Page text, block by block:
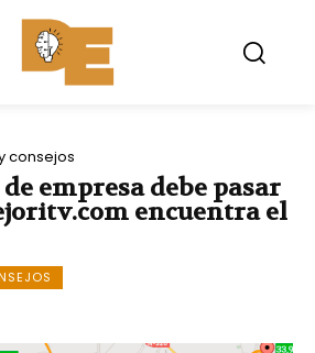
consejos
empresa debe pasar
encuentra el